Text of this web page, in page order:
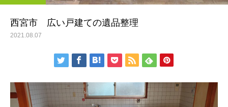
遺品の仕分け・買取・
供養
の遺品整理 西宮市
宮市南部
西宮市 広い戸建ての遺品整理
2021.08.07